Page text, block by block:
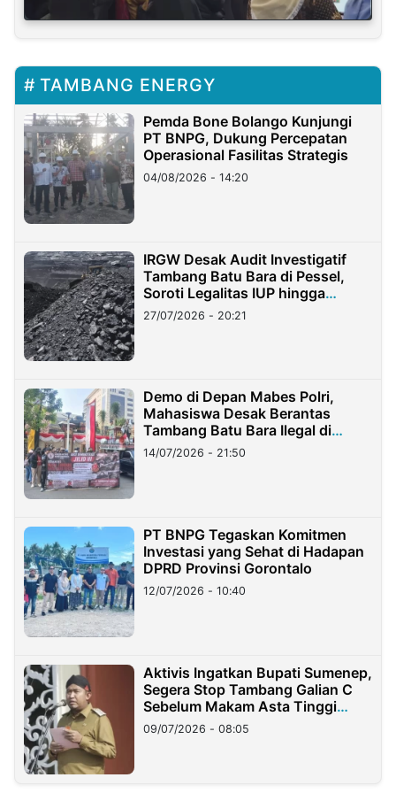
TAMBANG ENERGY
Pemda Bone Bolango Kunjungi
PT BNPG, Dukung Percepatan
Operasional Fasilitas Strategis
04/08/2026 - 14:20
IRGW Desak Audit Investigatif
Tambang Batu Bara di Pessel,
Soroti Legalitas IUP hingga
Stockpile
27/07/2026 - 20:21
Demo di Depan Mabes Polri,
Mahasiswa Desak Berantas
Tambang Batu Bara Ilegal di
Lampung
14/07/2026 - 21:50
PT BNPG Tegaskan Komitmen
Investasi yang Sehat di Hadapan
DPRD Provinsi Gorontalo
12/07/2026 - 10:40
Aktivis Ingatkan Bupati Sumenep,
Segera Stop Tambang Galian C
Sebelum Makam Asta Tinggi
Longsor
09/07/2026 - 08:05